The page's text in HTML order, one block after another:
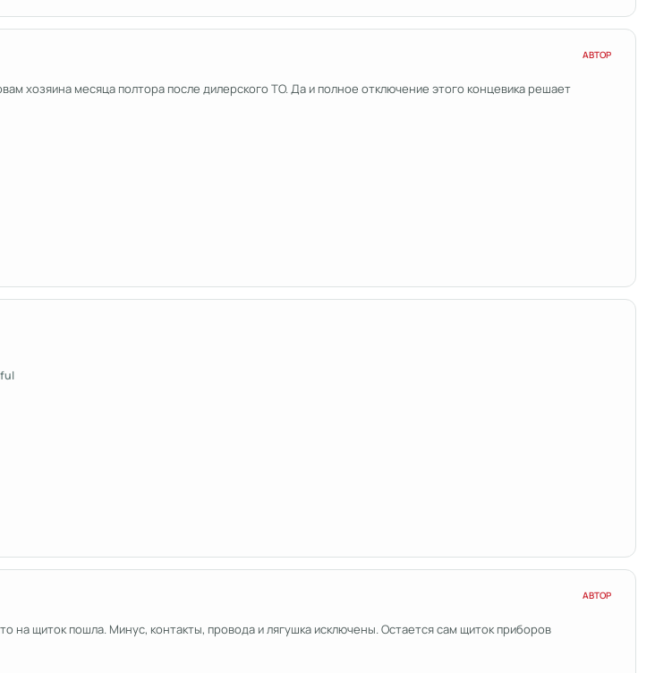
АВТОР
хозяина месяца полтора после дилерского ТО. Да и полное отключение этого концевика решает
АВТОР
на щиток пошла. Минус, контакты, провода и лягушка исключены. Остается сам щиток приборов